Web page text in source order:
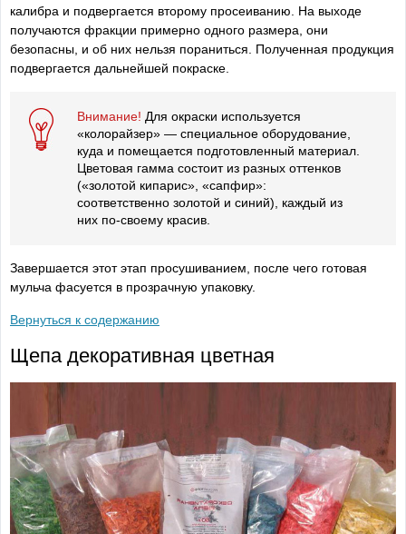
калибра и подвергается второму просеиванию. На выходе
получаются фракции примерно одного размера, они
безопасны, и об них нельзя пораниться. Полученная продукция
подвергается дальнейшей покраске.
Внимание! Для окраски используется
«колорайзер» — специальное оборудование,
куда и помещается подготовленный материал.
Цветовая гамма состоит из разных оттенков
(«золотой кипарис», «сапфир»:
соответственно золотой и синий), каждый из
них по-своему красив.
Завершается этот этап просушиванием, после чего готовая
мульча фасуется в прозрачную упаковку.
Вернуться к содержанию
Щепа декоративная цветная